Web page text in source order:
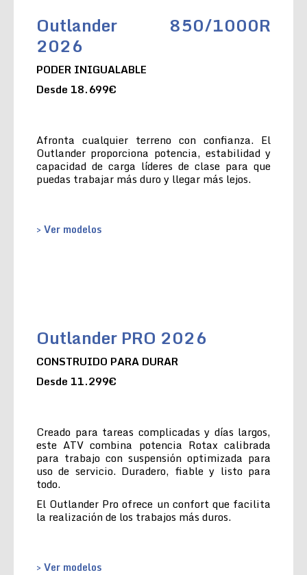
Outlander 850/1000R
2026
PODER INIGUALABLE
Desde 18.699€
Afronta cualquier terreno con confianza. El
Outlander proporciona potencia, estabilidad y
capacidad de carga líderes de clase para que
puedas trabajar más duro y llegar más lejos.
> Ver modelos
Outlander PRO 2026
CONSTRUIDO PARA DURAR
Desde 11.299€
Creado para tareas complicadas y días largos,
este ATV combina potencia Rotax calibrada
para trabajo con suspensión optimizada para
uso de servicio. Duradero, fiable y listo para
todo.
El Outlander Pro ofrece un confort que facilita
la realización de los trabajos más duros.
> Ver modelos